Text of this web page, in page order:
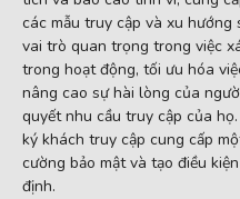
các mẫu truy cập và xu
vai trò quan trọng trong việc
trong hoạt động, tối ưu hóa
nâng cao sự hài lòng của
quyết nhu cầu truy cập của
ký khách truy cập cung cấp
cường bảo mật và tạo điều
định.